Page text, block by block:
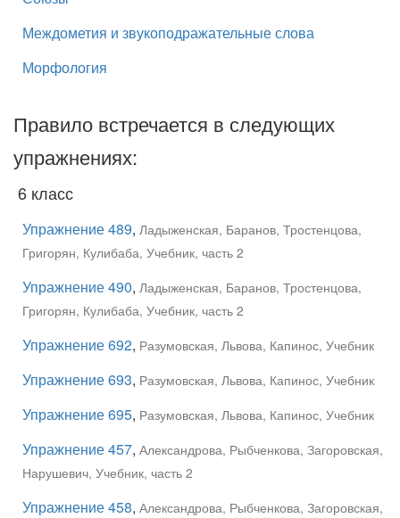
Междометия и звукоподражательные слова
Морфология
Правило встречается в следующих
упражнениях:
6 класс
Упражнение 489, Ладыженская, Баранов, Тростенцова,
Григорян, Кулибаба, Учебник, часть 2
Упражнение 490, Ладыженская, Баранов, Тростенцова,
Григорян, Кулибаба, Учебник, часть 2
Упражнение 692, Разумовская, Львова, Капинос, Учебник
Упражнение 693, Разумовская, Львова, Капинос, Учебник
Упражнение 695, Разумовская, Львова, Капинос, Учебник
Упражнение 457, Александрова, Рыбченкова, Загоровская,
Нарушевич, Учебник, часть 2
Упражнение 458, Александрова, Рыбченкова, Загоровская,